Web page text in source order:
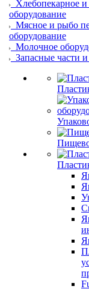
Хлебопекарное и
оборудование
Мясное и рыбо
оборудование
Молочное
Запасные части